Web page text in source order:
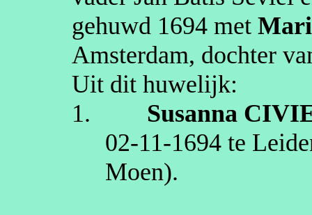
gehuwd 1694 met
Amsterdam, dochter
Uit dit huwelijk:
1.
Susanna
02‑11‑1694 te
Moen).